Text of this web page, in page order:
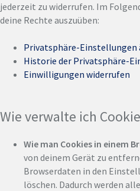
jederzeit zu widerrufen. Im
deine Rechte auszuüben:
Privatsphäre-Einstellungen
Historie der Privatsphäre-
Einwilligungen widerrufen
Wie verwalte ich
Wie man Cookies in einem
von deinem Gerät zu
Browserdaten in den
löschen. Dadurch werden